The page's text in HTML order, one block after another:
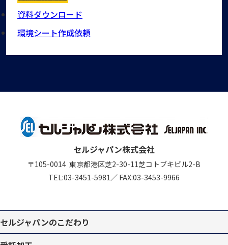
資料ダウンロード
環境シート作成依頼
セルジャパン株式会社
〒105-0014 東京都港区芝2-30-11芝コトブキビル2-B
TEL:03-3451-5981／ FAX:03-3453-9966
セルジャパンのこだわり